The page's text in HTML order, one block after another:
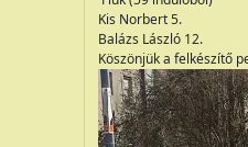
Kis Norbert 5.
Balázs László 12.
Köszönjük a felkészítő